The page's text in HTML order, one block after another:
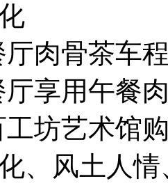
厅肉骨茶车
厅享用午餐
工坊艺术馆
、风土人